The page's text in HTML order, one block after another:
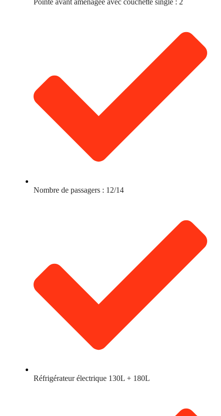
Pointe avant aménagée avec couchette single : 2
Nombre de passagers : 12/14
Réfrigérateur électrique 130L + 180L